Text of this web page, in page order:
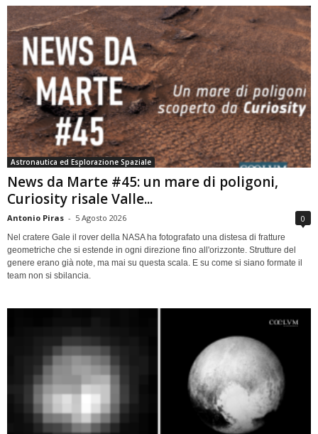
Astronautica ed Esplorazione Spaziale
News da Marte #45: un mare di poligoni,
Curiosity risale Valle...
Antonio Piras - 5 Agosto 2026 0
Nel cratere Gale il rover della NASA ha fotografato una distesa di fratture
geometriche che si estende in ogni direzione fino all'orizzonte. Strutture del
genere erano già note, ma mai su questa scala. E su come si siano formate il
team non si sbilancia.